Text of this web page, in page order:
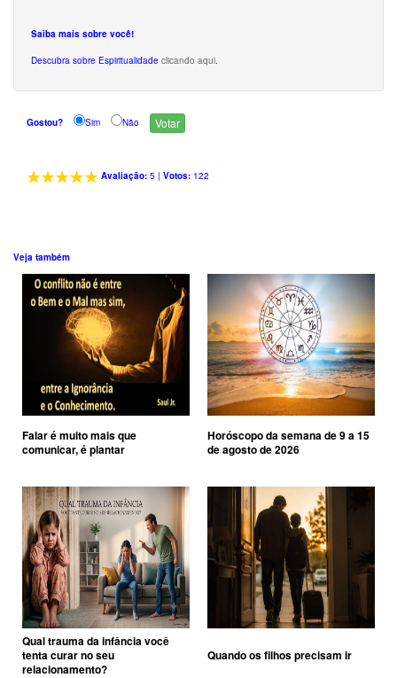
Saiba mais sobre você!
Descubra sobre Espiritualidade clicando aqui.
Gostou? Sim Não
Avaliação:5 | Votos:122
Veja também
Falar é muito mais que
comunicar, é plantar
Horóscopo da semana de 9 a 15
de agosto de 2026
Qual trauma da infância você
tenta curar no seu
relacionamento?
Quando os filhos precisam ir